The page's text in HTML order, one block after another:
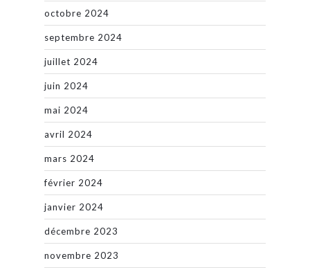
octobre 2024
septembre 2024
juillet 2024
juin 2024
mai 2024
avril 2024
mars 2024
février 2024
janvier 2024
décembre 2023
novembre 2023